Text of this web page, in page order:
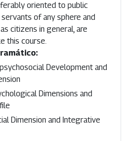
oriented to public
of any sphere and
citizens in general, are
this course.
Development and
Dimensions and
Dimension and Integrative